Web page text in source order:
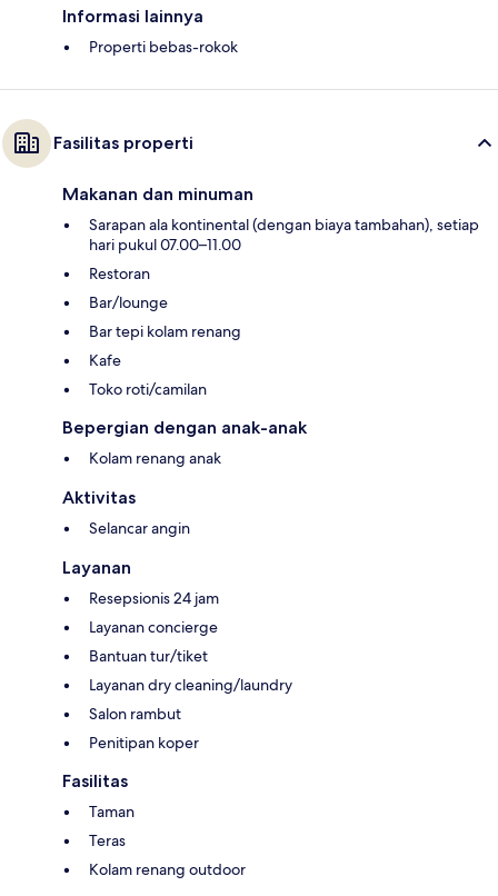
Informasi lainnya
Properti bebas-rokok
Fasilitas properti
Makanan dan minuman
Sarapan ala kontinental (dengan biaya tambahan), setiap
hari pukul 07.00–11.00
Restoran
Bar/lounge
Bar tepi kolam renang
Kafe
Toko roti/camilan
Bepergian dengan anak-anak
Kolam renang anak
Aktivitas
Selancar angin
Layanan
Resepsionis 24 jam
Layanan concierge
Bantuan tur/tiket
Layanan dry cleaning/laundry
Salon rambut
Penitipan koper
Fasilitas
Taman
Teras
Kolam renang outdoor